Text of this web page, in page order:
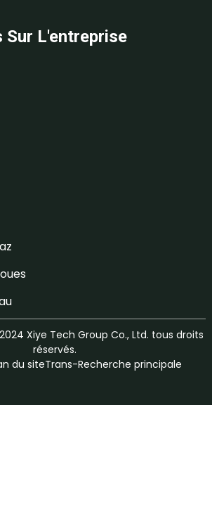
L'entreprise
Xiye Tech Group Co., Ltd. tous droits
réservés.
du siteTrans-Recherche principale